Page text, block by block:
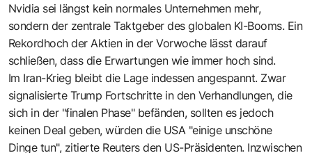
Nvidia sei längst kein normales Unternehmen mehr,
sondern der zentrale Taktgeber des globalen KI-Booms. Ein
Rekordhoch der Aktien in der Vorwoche lässt darauf
schließen, dass die Erwartungen wie immer hoch sind.
Im Iran-Krieg bleibt die Lage indessen angespannt. Zwar
signalisierte Trump Fortschritte in den Verhandlungen, die
sich in der "finalen Phase" befänden, sollten es jedoch
keinen Deal geben, würden die USA "einige unschöne
Dinge tun", zitierte Reuters den US-Präsidenten. Inzwischen